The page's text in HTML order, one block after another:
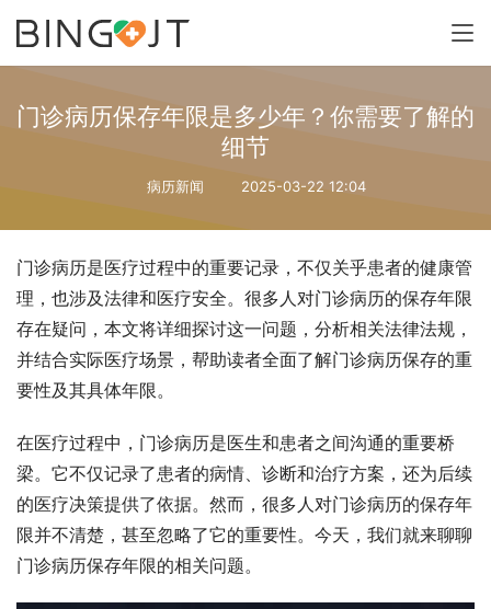
门诊病历保存年限是多少年？你需要了解的
细节
病历新闻 2025-03-22 12:04
门诊病历是医疗过程中的重要记录，不仅关乎患者的健康管
理，也涉及法律和医疗安全。很多人对门诊病历的保存年限
存在疑问，本文将详细探讨这一问题，分析相关法律法规，
并结合实际医疗场景，帮助读者全面了解门诊病历保存的重
要性及其具体年限。
在医疗过程中，门诊病历是医生和患者之间沟通的重要桥
梁。它不仅记录了患者的病情、诊断和治疗方案，还为后续
的医疗决策提供了依据。然而，很多人对门诊病历的保存年
限并不清楚，甚至忽略了它的重要性。今天，我们就来聊聊
门诊病历保存年限的相关问题。